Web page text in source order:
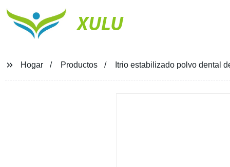
XULU
Hogar Productos Itrio estabilizado polvo dental